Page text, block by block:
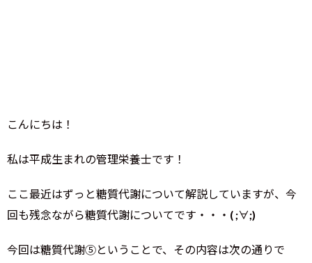
こんにちは！
私は平成生まれの管理栄養士です！
ここ最近はずっと糖質代謝について解説していますが、今
回も残念ながら糖質代謝についてです・・・( ;∀;)
今回は糖質代謝⑤ということで、その内容は次の通りで